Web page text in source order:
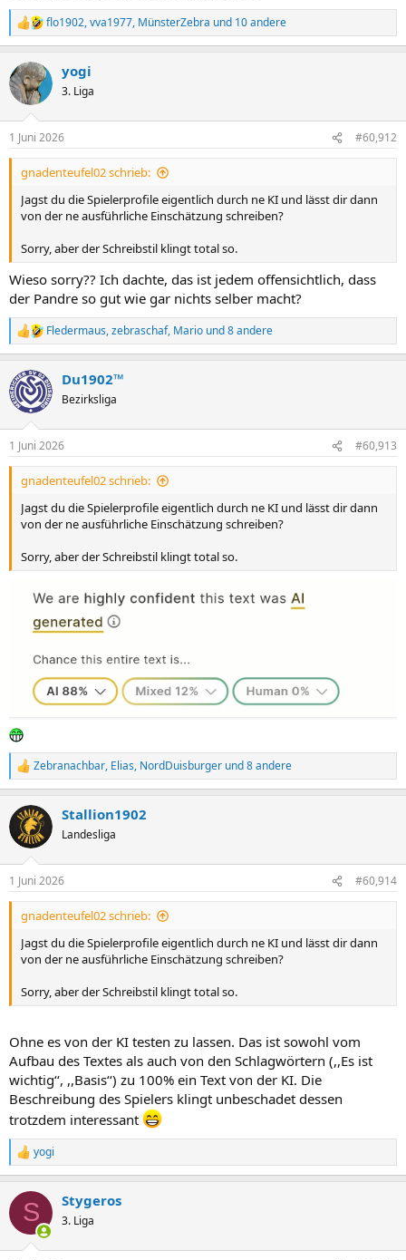
R
e
k
t
i
e
n
flo1902,vva1977, MünsterZebra und 10 andere
yogi
3. Liga
1 Juni 2026 #60,912
gnadenteufel02 schrieb:
Jagst du die Spielerprofile eigentlich durch ne KI und lässt dir dann
von der ne ausführliche Einschätzung schreiben?
Sorry, aber der Schreibstil klingt total so.
Wieso sorry?? Ich dachte, das ist jedem offensichtlich, dass
der Pandre so gut wie gar nichts selber macht?
R
e
k
t
i
e
n
Fledermaus,zebraschaf, Mario und 8 andere
Du1902™
Bezirksliga
1 Juni 2026 #60,913
gnadenteufel02 schrieb:
Jagst du die Spielerprofile eigentlich durch ne KI und lässt dir dann
von der ne ausführliche Einschätzung schreiben?
Sorry, aber der Schreibstil klingt total so.
R
e
k
t
i
n
e
n
Zebranachbar, Elias, NordDuisburger und 8 andere
Stallion1902
Landesliga
1 Juni 2026 #60,914
gnadenteufel02 schrieb:
Jagst du die Spielerprofile eigentlich durch ne KI und lässt dir dann
von der ne ausführliche Einschätzung schreiben?
Sorry, aber der Schreibstil klingt total so.
Ohne es von der KI testen zu lassen. Das ist sowohl vom
Aufbau des Textes als auch von den Schlagwörtern (,,Es ist
wichtig‘‘, ,,Basis‘‘) zu 100% ein Text von der KI. Die
Beschreibung des Spielers klingt unbeschadet dessen
trotzdem interessant
R
e
k
i
yogi
S Stygeros
3. Liga